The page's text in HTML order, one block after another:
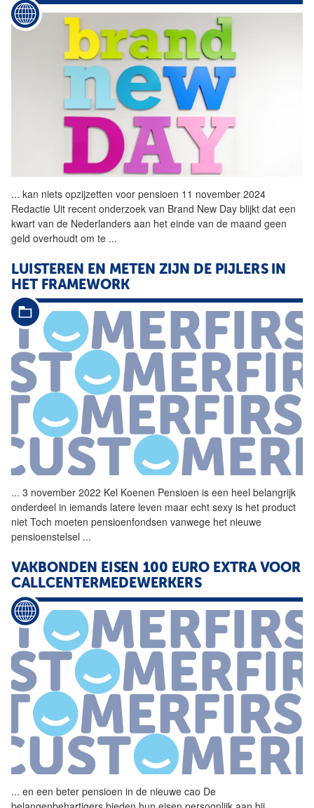
... kan niets opzijzetten voor pensioen 11 november 2024
Redactie Uit recent onderzoek van Brand New Day blijkt dat een
kwart van de Nederlanders aan het einde van de maand geen
geld overhoudt om te ...
LUISTEREN EN METEN ZIJN DE PIJLERS IN
HET FRAMEWORK
... 3 november 2022 Kel Koenen Pensioen is een heel belangrijk
onderdeel in iemands latere leven maar echt sexy is het product
niet Toch moeten pensioenfondsen vanwege het nieuwe
pensioenstelsel ...
VAKBONDEN EISEN 100 EURO EXTRA VOOR
CALLCENTERMEDEWERKERS
... en een beter pensioen in de nieuwe cao De